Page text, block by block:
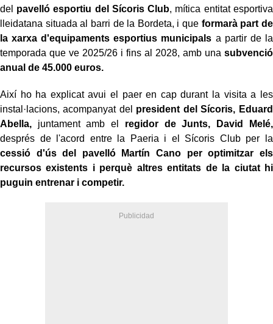
del pavelló esportiu del Sícoris Club, mítica entitat esportiva
lleidatana situada al barri de la Bordeta, i que formarà part de
la xarxa d'equipaments esportius municipals a partir de la
temporada que ve 2025/26 i fins al 2028, amb una subvenció
anual de 45.000 euros.
Així ho ha explicat avui el paer en cap durant la visita a les
instal·lacions, acompanyat del president del Sícoris, Eduard
Abella, juntament amb el regidor de Junts, David Melé,
després de l'acord entre la Paeria i el Sícoris Club per la
cessió d'ús del pavelló Martín Cano per optimitzar els
recursos existents i perquè altres entitats de la ciutat hi
puguin entrenar i competir.